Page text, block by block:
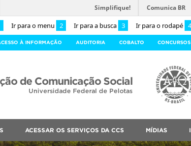
Ir para o menu 2 Ir para a busca 3 Ir para o rodapé 4
Simplifique! Comunica BR
À INFORMAÇÃO AUDITORIA COBALTO CONCURSOS
de Comunicação Social
Universidade Federal de Pelotas
ACESSAR OS SERVIÇOS DA CCS MÍDIAS